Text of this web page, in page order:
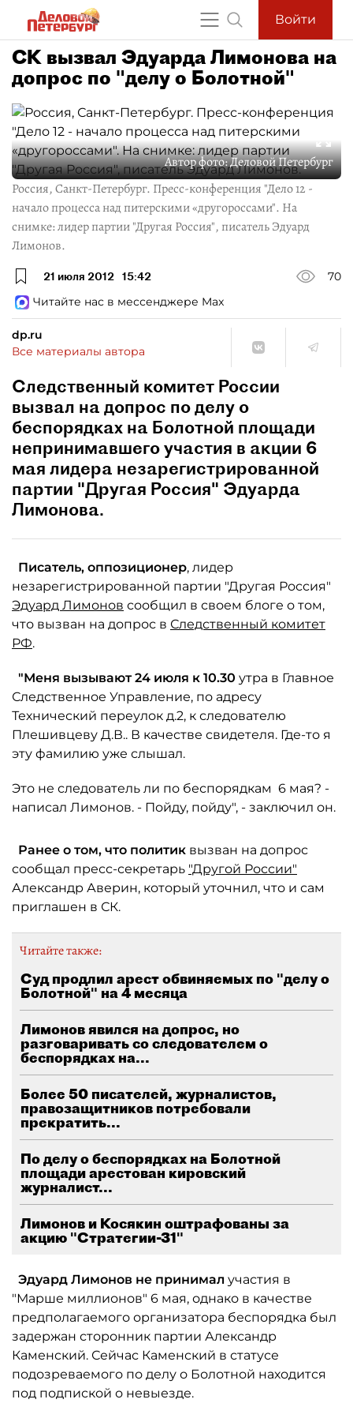
Войти
СК вызвал Эдуарда Лимонова на
допрос по "делу о Болотной"
Автор фото:Деловой Петербург
Россия, Санкт-Петербург. Пресс-конференция "Дело 12 -
начало процесса над питерскими «другороссами". На
снимке: лидер партии "Другая Россия", писатель Эдуард
Лимонов.
21 июля 2012 15:42
70
Читайте нас в мессенджере Max
dp.ru
Все материалы автора
Следственный комитет России
вызвал на допрос по делу о
беспорядках на Болотной площади
непринимавшего участия в акции 6
мая лидера незарегистрированной
партии "Другая Россия" Эдуарда
Лимонова.
Писатель, оппозиционер, лидер
незарегистрированной партии "Другая Россия"
Эдуард Лимонов сообщил в своем блоге о том,
что вызван на допрос в Следственный комитет
РФ.
"Меня вызывают 24 июля к 10.30 утра в Главное
Следственное Управление, по адресу
Технический переулок д.2, к следователю
Плешивцеву Д.В.. В качестве свидетеля. Где-то я
эту фамилию уже слышал.
Это не следователь ли по беспорядкам 6 мая? -
написал Лимонов. - Пойду, пойду", - заключил он.
Ранее о том, что политик вызван на допрос
сообщал пресс-секретарь "Другой России"
Александр Аверин, который уточнил, что и сам
приглашен в СК.
Читайте также:
Суд продлил арест обвиняемых по "делу о
Болотной" на 4 месяца
Лимонов явился на допрос, но
разговаривать со следователем о
беспорядках на...
Более 50 писателей, журналистов,
правозащитников потребовали
прекратить...
По делу о беспорядках на Болотной
площади арестован кировский
журналист...
Лимонов и Косякин оштрафованы за
акцию "Стратегии-31"
Эдуард Лимонов не принимал участия в
"Марше миллионов" 6 мая, однако в качестве
предполагаемого организатора беспорядка был
задержан сторонник партии Александр
Каменский. Сейчас Каменский в статусе
подозреваемого по делу о Болотной находится
под подпиской о невыезде.